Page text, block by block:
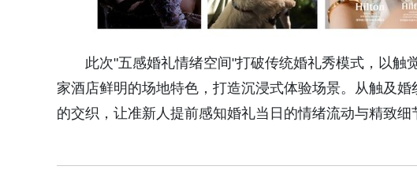
此次"五感婚礼情绪空间"打破传统婚礼秀模式，以
家酒店鲜明的场地特色，打造沉浸式体验场景。从触及
的交织，让准新人提前感知婚礼当日的情绪流动与精致细